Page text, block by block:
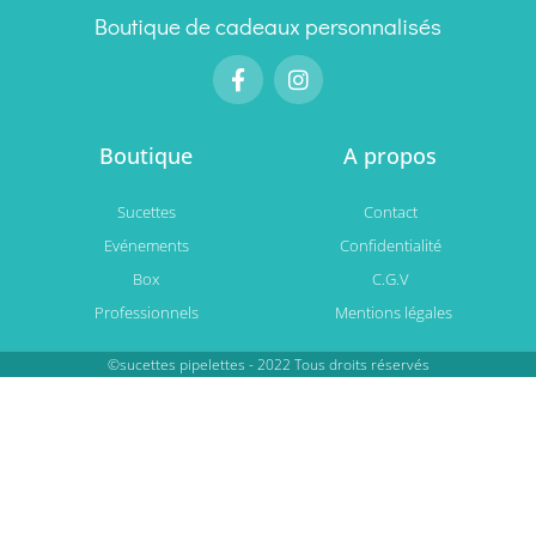
Boutique de cadeaux personnalisés
Boutique
Sucettes
Evénements
Box
Professionnels
A propos
Contact
Confidentialité
C.G.V
Mentions légales
©sucettes pipelettes - 2022 Tous droits réservés